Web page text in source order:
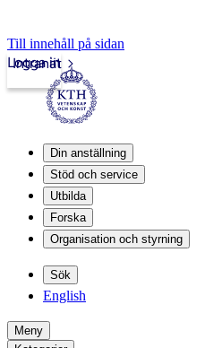
Till innehåll på sidan
Intranät
Logga in
Din anställning
Stöd och service
Utbilda
Forska
Organisation och styrning
Sök
English
Meny